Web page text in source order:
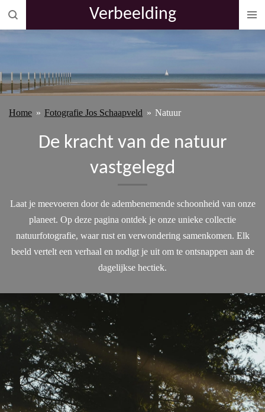
Ga
direct
naar
hoofdinhoud
Verbeelding
Home » Fotografie Jos Schaapveld » Natuur
De kracht van de natuur
vastgelegd
Laat je meevoeren door de adembenemende schoonheid van onze
planeet. Op deze pagina ontdek je onze unieke collectie
natuurfotografie, waar rust en verwondering samenkomen. Elk
beeld vertelt een verhaal en nodigt je uit om te ontsnappen aan de
dagelijkse hectiek.